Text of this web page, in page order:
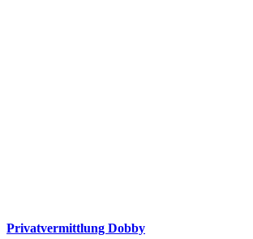
Privatvermittlung Dobby